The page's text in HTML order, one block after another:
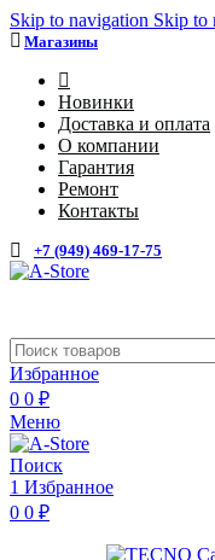
Skip to navigation Skip to
Магазины
Новинки
Доставка и оплата
О компании
Гарантия
Ремонт
Контакты
+7 (949) 469-17-75
Избранное
0 0 ₽
Меню
Поиск
1 Избранное
0 0 ₽